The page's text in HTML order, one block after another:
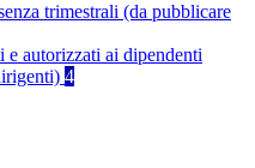
trimestrali (da pubblicare
autorizzati ai dipendenti
4